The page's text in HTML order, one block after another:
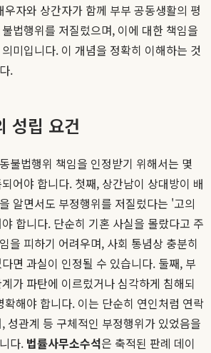
자와 상간자가 함께 부부 공동생활의 평
법행위를 저질렀으며, 이에 대한 책임을
미입니다. 이 개념을 정확히 이해하는 것
.
성립 요건
불법행위 책임을 인정받기 위해서는 몇
어야 합니다. 첫째, 상간남이 상대방이 배
알면서도 부정행위를 저질렀다는 '고의
합니다. 단순히 기혼 사실을 몰랐다고 주
을 피하기 어려우며, 사회 통념상 충분히
면 과실이 인정될 수 있습니다. 둘째, 부
가 파탄에 이르렀거나 심각하게 침해되
해야 합니다. 이는 단순히 연인처럼 연락
성관계 등 구체적인 부정행위가 있었음을
다. 법률사무소수석은 축적된 판례 데이